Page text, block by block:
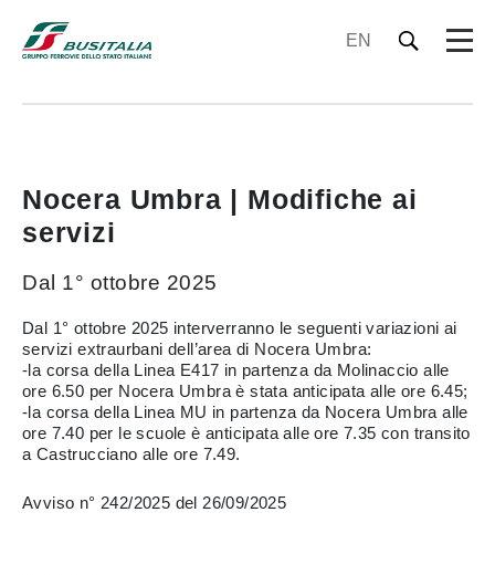
EN
Nocera Umbra | Modifiche ai
servizi
Dal 1° ottobre 2025
Dal 1° ottobre 2025 interverranno le seguenti variazioni ai
servizi extraurbani dell’area di Nocera Umbra:
-la corsa della Linea E417 in partenza da Molinaccio alle
ore 6.50 per Nocera Umbra è stata anticipata alle ore 6.45;
-la corsa della Linea MU in partenza da Nocera Umbra alle
ore 7.40 per le scuole è anticipata alle ore 7.35 con transito
a Castrucciano alle ore 7.49.
Avviso n° 242/2025 del 26/09/2025